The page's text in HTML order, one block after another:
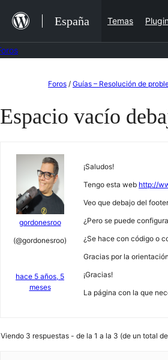
contenido
España Temas
contenido
Foros / Guías – Resolución de
Espacio vacío
gordonesroo
(@gordonesroo)
hace 5 años, 5
meses
¡Saludos!
Tengo esta web http://
Veo que debajo del
¿Pero se puede
¿Se hace con código o
Gracias por la
¡Gracias!
La página con la que
Viendo 3 respuestas - de la 1 a la 3 (de un total